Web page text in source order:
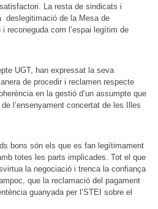
La resta de sindicats i
deslegitimació de la Mesa de
reconeguda com l’espai legítim de
UGT, han expressat la seva
de procedir i reclamen respecte
en la gestió d’un assumpte que
l’ensenyament concertat de les Illes
bons són els que es fan legítimament
totes les parts implicades. Tot el que
la negociació i trenca la confiança
que la reclamació del pagament
guanyada per l’STEI sobre el